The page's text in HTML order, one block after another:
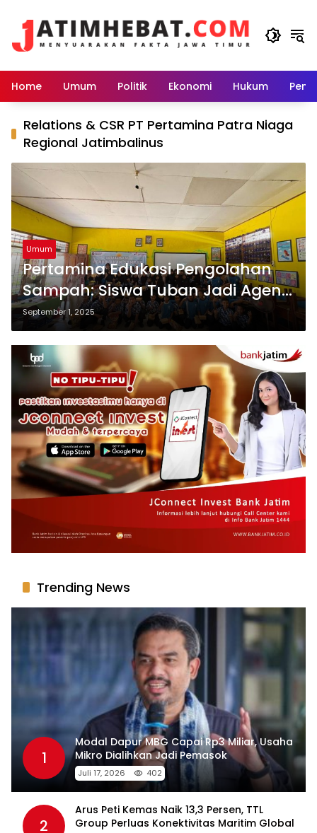
Home Umum Politik Ekonomi Hukum
Relations & CSR PT Pertamina Patra Niaga
Regional Jatimbalinus
Umum
Pertamina Edukasi Pengolahan
Sampah: Siswa Tuban Jadi Agen
Perubahan Berkelanjutan.
September 1, 2025
Trending News
1
Modal Dapur MBG Capai Rp3 Miliar, Usaha
Mikro Dialihkan Jadi Pemasok
Juli 17, 2026 402
2
Arus Peti Kemas Naik 13,3 Persen, TTL
Group Perluas Konektivitas Maritim Global